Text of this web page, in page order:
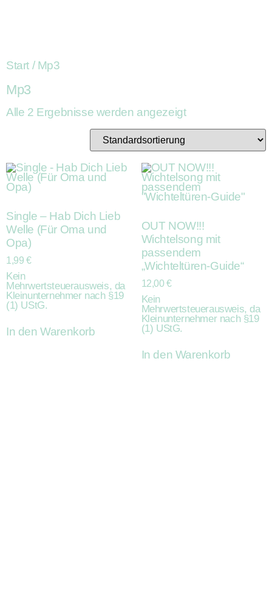
Start / Mp3
Mp3
Alle 2 Ergebnisse werden angezeigt
Single – Hab Dich Lieb
Welle (Für Oma und
Opa)
1,99 €
Kein
Mehrwertsteuerausweis, da
Kleinunternehmer nach §19
(1) UStG.
In den Warenkorb
OUT NOW!!!
Wichtelsong mit
passendem
„Wichteltüren-Guide“
12,00€
Kein
Mehrwertsteuerausweis, da
Kleinunternehmer nach §19
(1) UStG.
In den Warenkorb